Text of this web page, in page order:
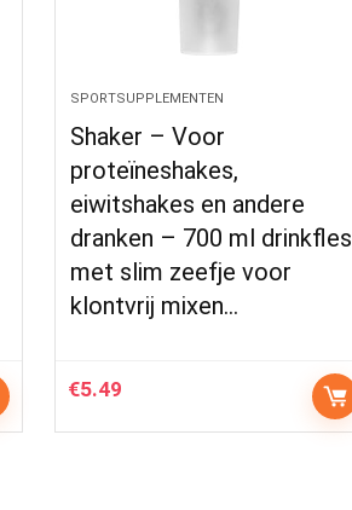
SPORTSUPPLEMENTEN
Shaker – Voor
proteïneshakes,
eiwitshakes en andere
dranken – 700 ml drinkfles
met slim zeefje voor
klontvrij mixen…
€5.49